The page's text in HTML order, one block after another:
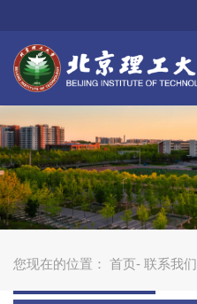
您现在的位置： 首页- 联系我们